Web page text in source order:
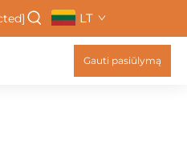
LT
Gauti pasiūlymą